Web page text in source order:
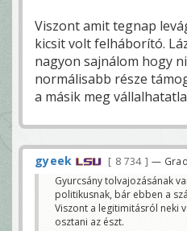
Viszont amit tegnap
kicsit volt felháborító.
nagyon sajnálom hogy
normálisabb része
a másik meg
gyeek 8 734 —
Gyurcsány tolvajozásának
politikusnak, bár ebben a
Viszont a legitimitásról neki
osztani az észt.